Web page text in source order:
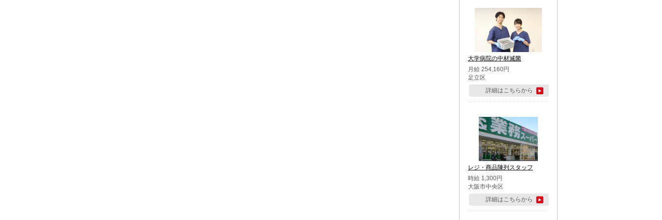
大学病院の中材滅菌
月給 254,160円
足立区
詳細はこちらから
レジ・商品陳列スタッフ
時給 1,300円
大阪市中央区
詳細はこちらから